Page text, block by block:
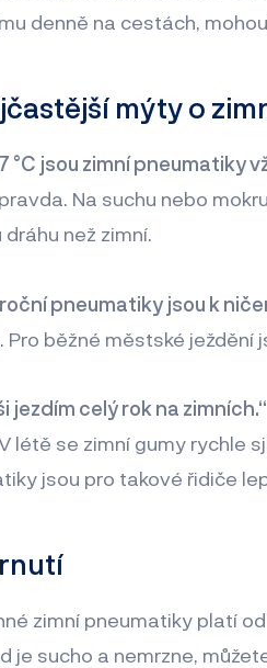
denně na cestách,
mýty o
°C jsou zimní pneumatiky
Na suchu nebo
dráhu než zimní.
pneumatiky jsou k
Pro běžné městské
jezdím celý rok na zimních.“
létě se zimní gumy rychle
jsou pro takové řidiče
zimní pneumatiky platí od
je sucho a nemrzne,